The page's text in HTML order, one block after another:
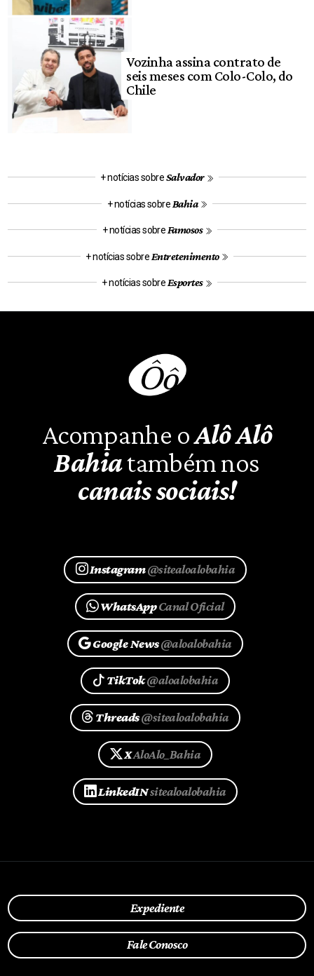
Vozinha assina contrato de
seis meses com Colo-Colo, do
Chile
+ notícias sobreSalvador
+ notícias sobre Bahia
+ notícias sobre Famosos
+ notícias sobre Entretenimento
+ notícias sobre Esportes
Acompanhe oAlô Alô
Bahiatambém nos
canais sociais!
Instagram@sitealoalobahia
WhatsAppCanal Oficial
Google News@aloalobahia
TikTok@aloalobahia
Threads@sitealoalobahia
XAloAlo_Bahia
LinkedINsitealoalobahia
Expediente
Fale Conosco